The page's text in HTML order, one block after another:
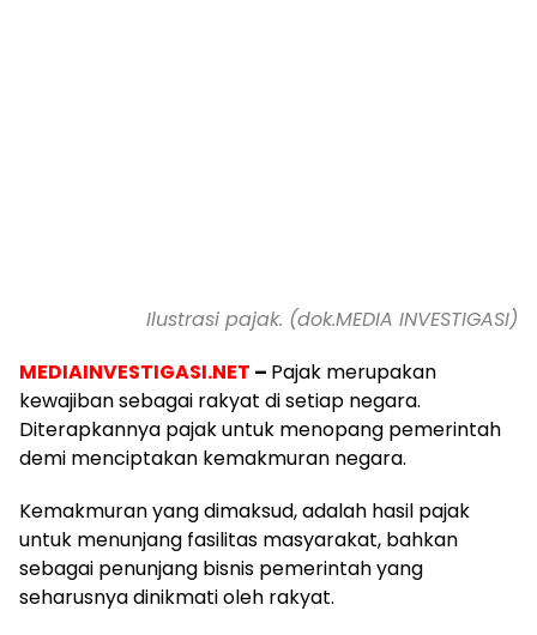
Ilustrasi pajak. (dok.MEDIA INVESTIGASI)
MEDIAINVESTIGASI.NET – Pajak merupakan
kewajiban sebagai rakyat di setiap negara.
Diterapkannya pajak untuk menopang pemerintah
demi menciptakan kemakmuran negara.
Kemakmuran yang dimaksud, adalah hasil pajak
untuk menunjang fasilitas masyarakat, bahkan
sebagai penunjang bisnis pemerintah yang
seharusnya dinikmati oleh rakyat.